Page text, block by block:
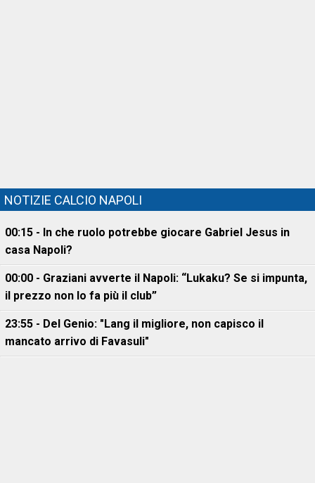
NOTIZIE CALCIO NAPOLI
00:15 - In che ruolo potrebbe giocare Gabriel Jesus in
casa Napoli?
00:00 - Graziani avverte il Napoli: “Lukaku? Se si impunta,
il prezzo non lo fa più il club”
23:55 - Del Genio: "Lang il migliore, non capisco il
mancato arrivo di Favasuli"